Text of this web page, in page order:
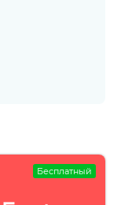
Бесплатный